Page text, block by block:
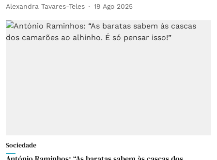
Alexandra Tavares-Teles 19 Ago 2025
Sociedade